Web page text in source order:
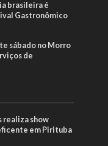
brasileira é
Gastronômico
sábado no Morro
de
realiza show
em Pirituba